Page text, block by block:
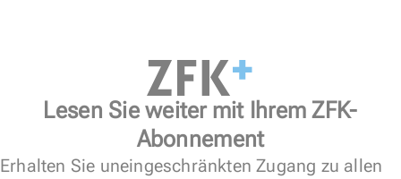
Lesen Sie weiter mit Ihrem ZFK-
Abonnement
Erhalten Sie uneingeschränkten Zugang zu allen